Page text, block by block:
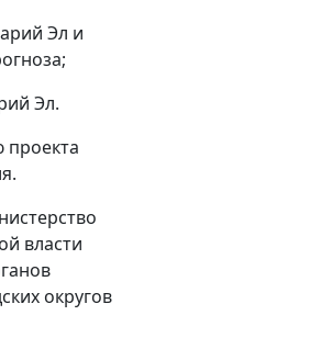
Эл и
Эл.
проекта
власти
округов